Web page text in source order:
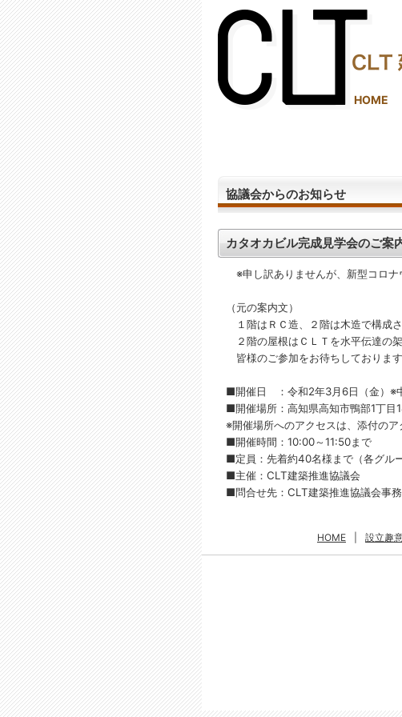
HOME
協議会からのお知らせ
カタオカビル完成見学会のご案
※申し訳ありませんが、新型コロナ
（元の案内文）
１階はＲＣ造、２階は木造で構成
２階の屋根はＣＬＴを水平伝達の
皆様のご参加をお待ちしておりま
■開催日 ：令和2年3月6日（金）※
■開催場所：高知県高知市鴨部1丁目
※開催場所へのアクセスは、添付のア
■開催時間：10:00～11:50まで
■定員：先着約40名様まで（各グル
■主催：CLT建築推進協議会
■問合せ先：CLT建築推進協議会事務
HOME 設立趣